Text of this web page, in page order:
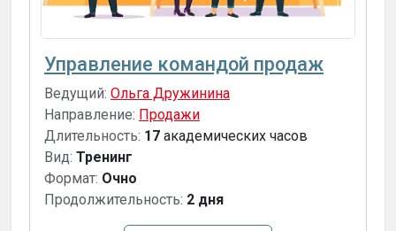
Управление командой продаж
Ведущий: Ольга Дружинина
Направление: Продажи
Длительность: 17 академических часов
Вид: Тренинг
Формат: Очно
Продолжительность: 2 дня